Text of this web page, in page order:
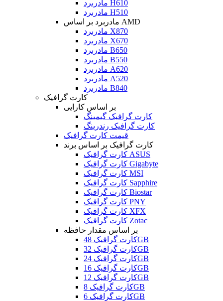
مادربرد H610
مادربرد H510
مادربرد بر اساس AMD
مادربرد X870
مادربرد X670
مادربرد B650
مادربرد B550
مادربرد A620
مادربرد A520
مادربرد B840
کارت گرافیک
بر اساس کارایی
کارت گرافیک گیمینگ
کارت گرافیک رندرینگ
قیمت کارت گرافیک
کارت گرافیک بر اساس برند
کارت گرافیک ASUS
کارت گرافیک Gigabyte
کارت گرافیک MSI
کارت گرافیک Sapphire
کارت گرافیک Biostar
کارت گرافیک PNY
کارت گرافیک XFX
کارت گرافیک Zotac
بر اساس مقدار حافظه
کارت گرافیک 48GB
کارت گرافیک 32GB
کارت گرافیک 24GB
کارت گرافیک 16GB
کارت گرافیک 12GB
کارت گرافیک 8GB
کارت گرافیک 6GB